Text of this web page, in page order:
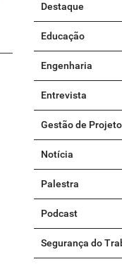
Destaque
Educação
Engenharia
Entrevista
Gestão de
Notícia
Palestra
Podcast
Segurança do